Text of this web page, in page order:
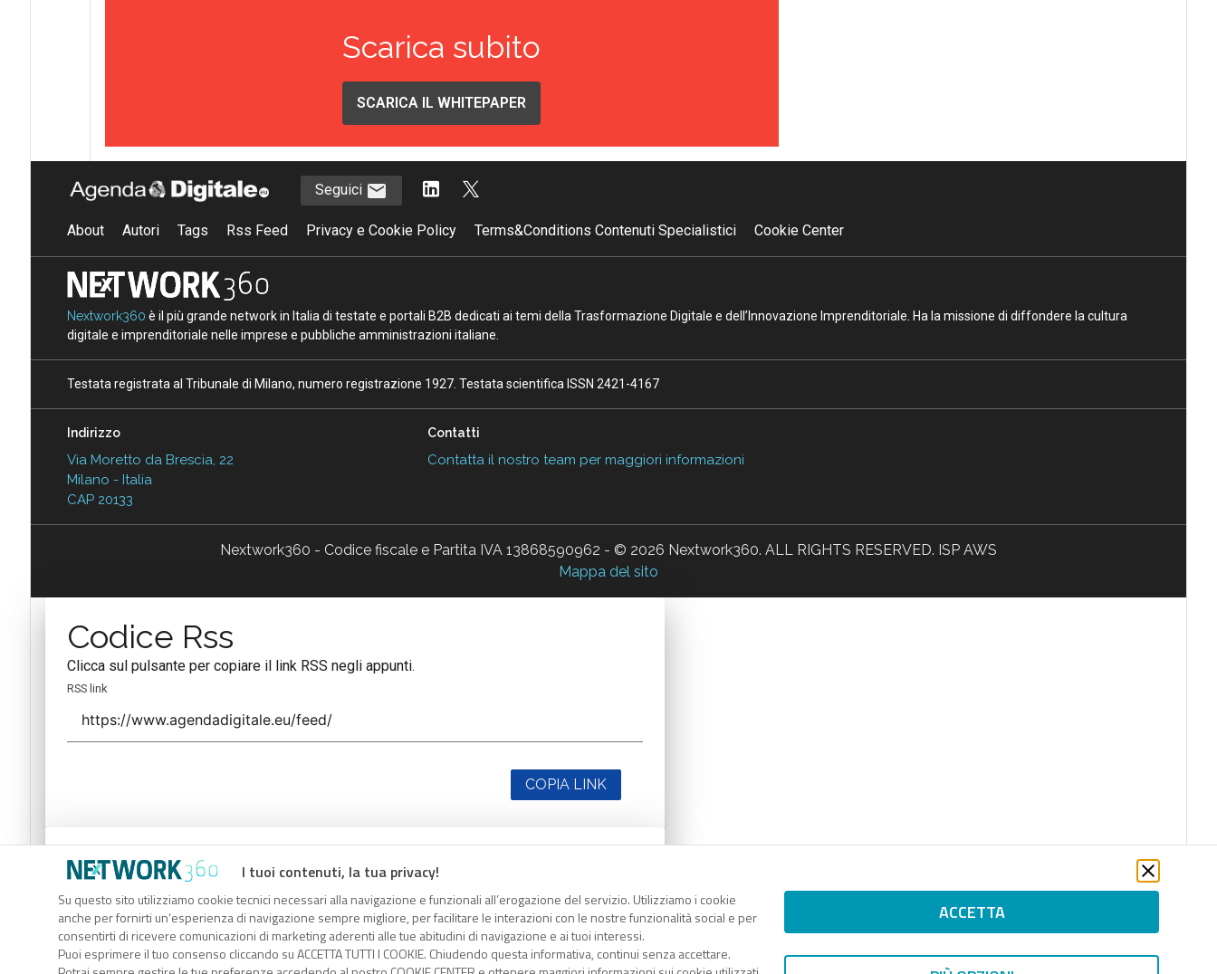
Scarica subito
SCARICA IL WHITEPAPER
I tuoi contenuti, la tua privacy!
Su questo sito utilizziamo cookie tecnici necessari alla navigazione e funzionali all’erogazione del servizio. Utilizziamo i cookie
anche per fornirti un’esperienza di navigazione sempre migliore, per facilitare le interazioni con le nostre funzionalità social e per
consentirti di ricevere comunicazioni di marketing aderenti alle tue abitudini di navigazione e ai tuoi interessi.
Puoi esprimere il tuo consenso cliccando su ACCETTA TUTTI I COOKIE. Chiudendo questa informativa, continui senza accettare.
ACCETTA
Seguici
About Autori Tags Rss Feed Privacy e Cookie Policy Terms&Conditions Contenuti Specialistici Cookie Center
Nextwork360 è il più grande network in Italia di testate e portali B2B dedicati ai temi della Trasformazione Digitale e dell’Innovazione Imprenditoriale. Ha la missione di diffondere la cultura
digitale e imprenditoriale nelle imprese e pubbliche amministrazioni italiane.
Testata registrata al Tribunale di Milano, numero registrazione 1927. Testata scientifica ISSN 2421-4167
Indirizzo
Via Moretto da Brescia, 22
Milano - Italia
CAP 20133
Contatti
Contatta il nostro team per maggiori informazioni
Nextwork360 - Codice fiscale e Partita IVA 13868590962 - © 2026 Nextwork360. ALL RIGHTS RESERVED. ISP AWS
Mappa del sito
Codice Rss
Clicca sul pulsante per copiare il link RSS negli appunti.
RSS link
COPIA LINK
Codice Rss
Clicca sul pulsante per copiare il link RSS negli appunti.
RSS link